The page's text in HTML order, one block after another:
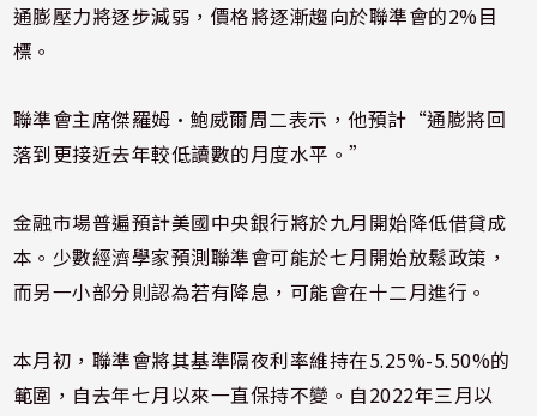
通膨壓力將逐步減弱，價格將逐漸趨向於聯準會的2%目
標。
聯準會主席傑羅姆·鮑威爾周二表示，他預計“通膨將回
落到更接近去年較低讀數的月度水平。”
金融市場普遍預計美國中央銀行將於九月開始降低借貸成
本。少數經濟學家預測聯準會可能於七月開始放鬆政策，
而另一小部分則認為若有降息，可能會在十二月進行。
本月初，聯準會將其基準隔夜利率維持在5.25%-5.50%的
範圍，自去年七月以來一直保持不變。自2022年三月以